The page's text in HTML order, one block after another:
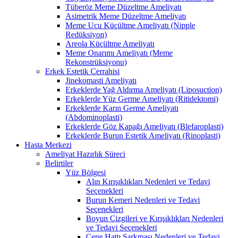
Tüberöz Meme Düzeltme Ameliyatı
Asimetrik Meme Düzeltme Ameliyatı
Meme Ucu Küçültme Ameliyatı (Nipple
Redüksiyon)
Areola Küçültme Ameliyatı
Meme Onarımı Ameliyatı (Meme
Rekonstrüksiyonu)
Erkek Estetik Cerrahisi
Jinekomasti Ameliyatı
Erkeklerde Yağ Aldırma Ameliyatı (Liposuction)
Erkeklerde Yüz Germe Ameliyatı (Ritidektomi)
Erkeklerde Karın Germe Ameliyatı
(Abdominoplasti)
Erkeklerde Göz Kapağı Ameliyatı (Blefaroplasti)
Erkeklerde Burun Estetik Ameliyatı (Rinoplasti)
Hasta Merkezi
Ameliyat Hazırlık Süreci
Belirtiler
Yüz Bölgesi
Alın Kırışıklıkları Nedenleri ve Tedavi
Seçenekleri
Burun Kemeri Nedenleri ve Tedavi
Seçenekleri
Boyun Çizgileri ve Kırışıklıkları Nedenleri
ve Tedavi Seçenekleri